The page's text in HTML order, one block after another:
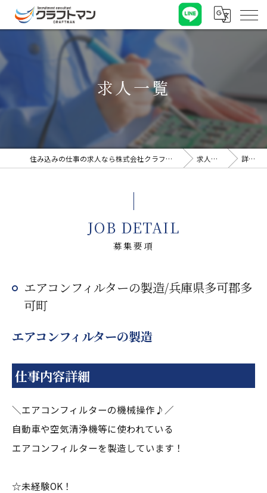
求人一覧
住み込みの仕事の求人なら株式会社クラフトマン 求人一覧 詳細
募集要項
JOB DETAIL
エアコンフィルターの製造/兵庫県多可郡多
可町
エアコンフィルターの製造
仕事内容詳細
＼エアコンフィルターの機械操作♪／
自動車や空気清浄機等に使われている
エアコンフィルターを製造しています！
☆未経験OK！